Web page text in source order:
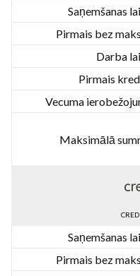
Saņemšanas
Pirmais bez
Darba
Pirmais
Vecuma
Maksimālā
Saņemšanas
Pirmais bez